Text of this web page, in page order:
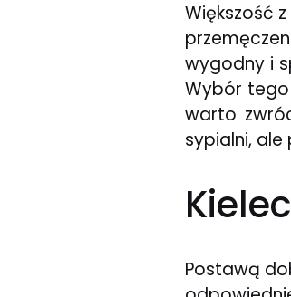
Większość
wygodny i
Wybór
warto
sypialni,
Postawą